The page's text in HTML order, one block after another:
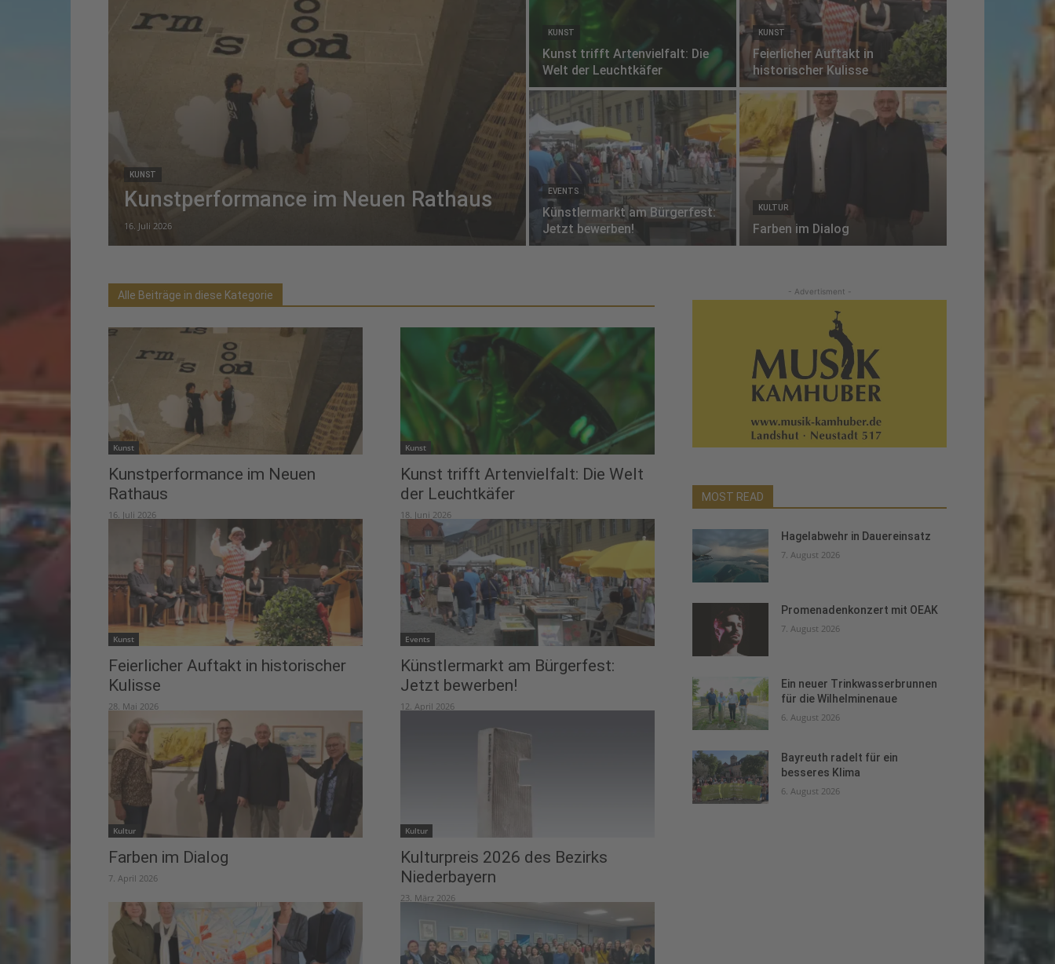
KUNST
Kunstperformance im Neuen Rathaus
16. Juli 2026
KUNST
Kunst trifft Artenvielfalt: Die
Welt der Leuchtkäfer
KUNST
Feierlicher Auftakt in
historischer Kulisse
EVENTS
Künstlermarkt am Bürgerfest:
Jetzt bewerben!
KULTUR
Farben im Dialog
Alle Beiträge in diese Kategorie
Kunst
Kunstperformance im Neuen
Rathaus
16. Juli 2026
Kunst
Kunst trifft Artenvielfalt: Die Welt
der Leuchtkäfer
18. Juni 2026
Kunst
Feierlicher Auftakt in historischer
Kulisse
28. Mai 2026
Events
Künstlermarkt am Bürgerfest:
Jetzt bewerben!
12. April 2026
Kultur
Farben im Dialog
7. April 2026
Kultur
Kulturpreis 2026 des Bezirks
Niederbayern
23. März 2026
- Advertisment -
MOST READ
Hagelabwehr in Dauereinsatz
7. August 2026
Promenadenkonzert mit OEAK
7. August 2026
Ein neuer Trinkwasserbrunnen
für die Wilhelminenaue
6. August 2026
Bayreuth radelt für ein
besseres Klima
6. August 2026